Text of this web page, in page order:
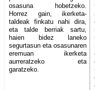
osasuna hobetzeko.
Horrez gain, ikerketa-
taldeak finkatu nahi dira,
eta talde berriak sartu,
haien bidez laneko
segurtasun eta osasunaren
eremuan ikerketa
aurreratzeko eta
garatzeko.